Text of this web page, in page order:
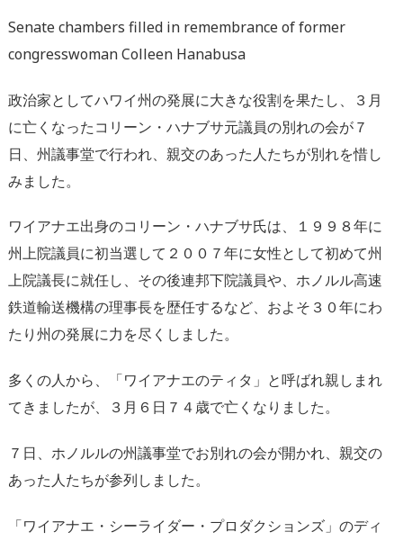
Senate chambers filled in remembrance of former
congresswoman Colleen Hanabusa
政治家としてハワイ州の発展に大きな役割を果たし、３月
に亡くなったコリーン・ハナブサ元議員の別れの会が７
日、州議事堂で行われ、親交のあった人たちが別れを惜し
みました。
ワイアナエ出身のコリーン・ハナブサ氏は、１９９８年に
州上院議員に初当選して２００７年に女性として初めて州
上院議長に就任し、その後連邦下院議員や、ホノルル高速
鉄道輸送機構の理事長を歴任するなど、およそ３０年にわ
たり州の発展に力を尽くしました。
多くの人から、「ワイアナエのティタ」と呼ばれ親しまれ
てきましたが、３月６日７４歳で亡くなりました。
７日、ホノルルの州議事堂でお別れの会が開かれ、親交の
あった人たちが参列しました。
「ワイアナエ・シーライダー・プロダクションズ」のディ